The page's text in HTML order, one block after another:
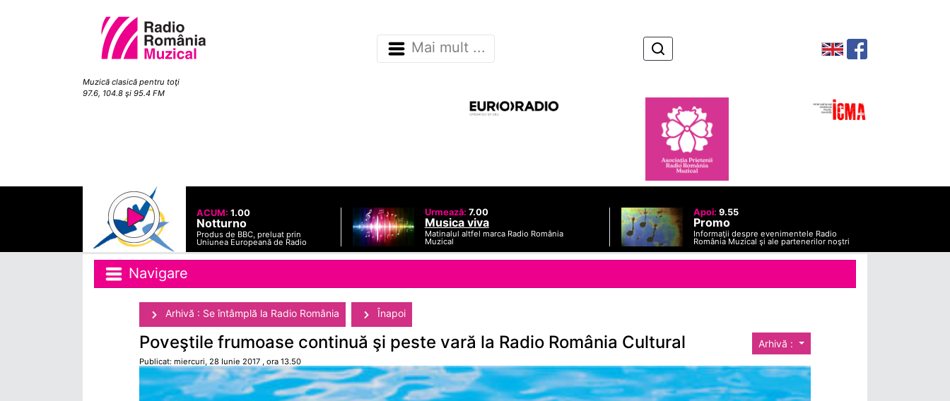
Muzică clasică pentru toţi
97.6, 104.8 şi 95.4 FM
Mai mult ...
ACUM: 1.00
Notturno
Produs de BBC, preluat prin
Uniunea Europeană de Radio
Urmează: 7.00
Musica viva
Matinalul altfel marca Radio România
Muzical
Apoi: 9.55
Promo
Informaţii despre evenimentele Radio
România Muzical şi ale partenerilor noştri
Navigare
Arhivă : Se întâmplă la Radio România Înapoi
Arhivă :
Poveştile frumoase continuă şi peste vară la Radio România Cultural
Publicat: miercuri, 28 Iunie 2017 , ora 13.50